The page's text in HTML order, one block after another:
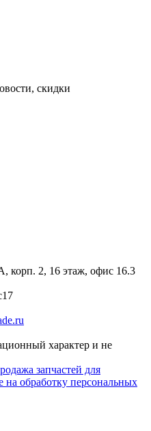
скидки
корп. 2, 16 этаж, офис 16.3
характер и не
запчастей для
на обработку персональных